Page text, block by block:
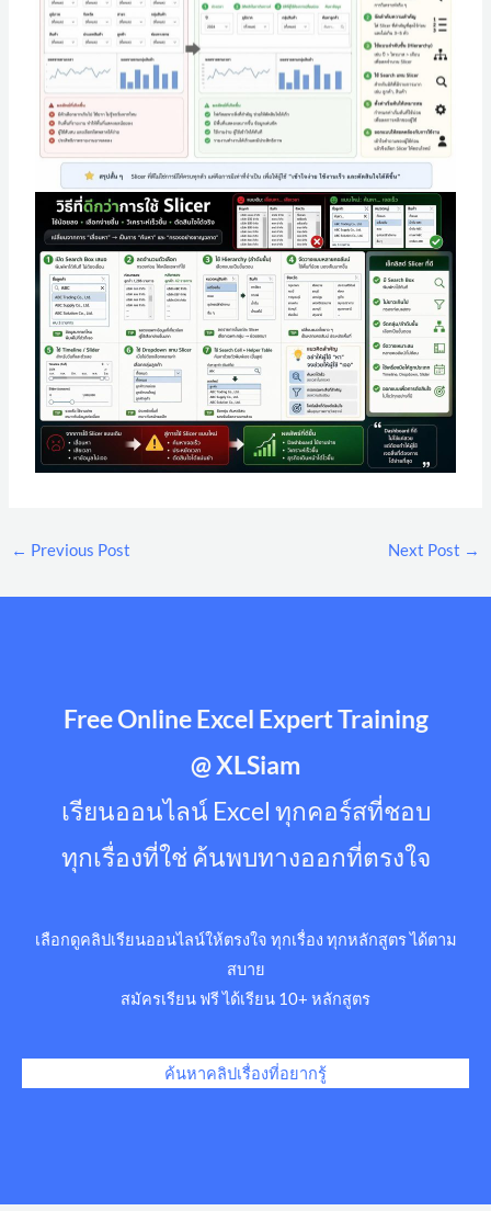
← Previous Post Next Post →
Free Online Excel Expert Training
@ XLSiam
เรียนออนไลน์ Excel ทุกคอร์สที่ชอบ
ทุกเรื่องที่ใช่ ค้นพบทางออกที่ตรงใจ
เลือกดูคลิปเรียนออนไลน์ให้ตรงใจ ทุกเรื่อง ทุกหลักสูตร ได้ตาม
สบาย
สมัครเรียน ฟรี ได้เรียน 10+ หลักสูตร
ค้นหาคลิปเรื่องที่อยากรู้